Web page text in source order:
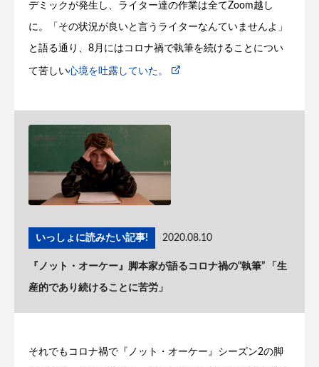
デミックが発生し、ライター達の作業は全てZoom越し
に。「その状況が良いと言うライターなんていませんよ」
と語る通り、8月にはコロナ禍で執筆を続けることについ
て苦しい心境を吐露していた。
いっしょに読みたい記事! 2020.08.10
『ノット・オーケー』脚本家が語るコロナ禍の“執筆” 「生
産的であり続けることに苦労」
それでもコロナ禍で『ノット・オーケー』シーズン2の脚